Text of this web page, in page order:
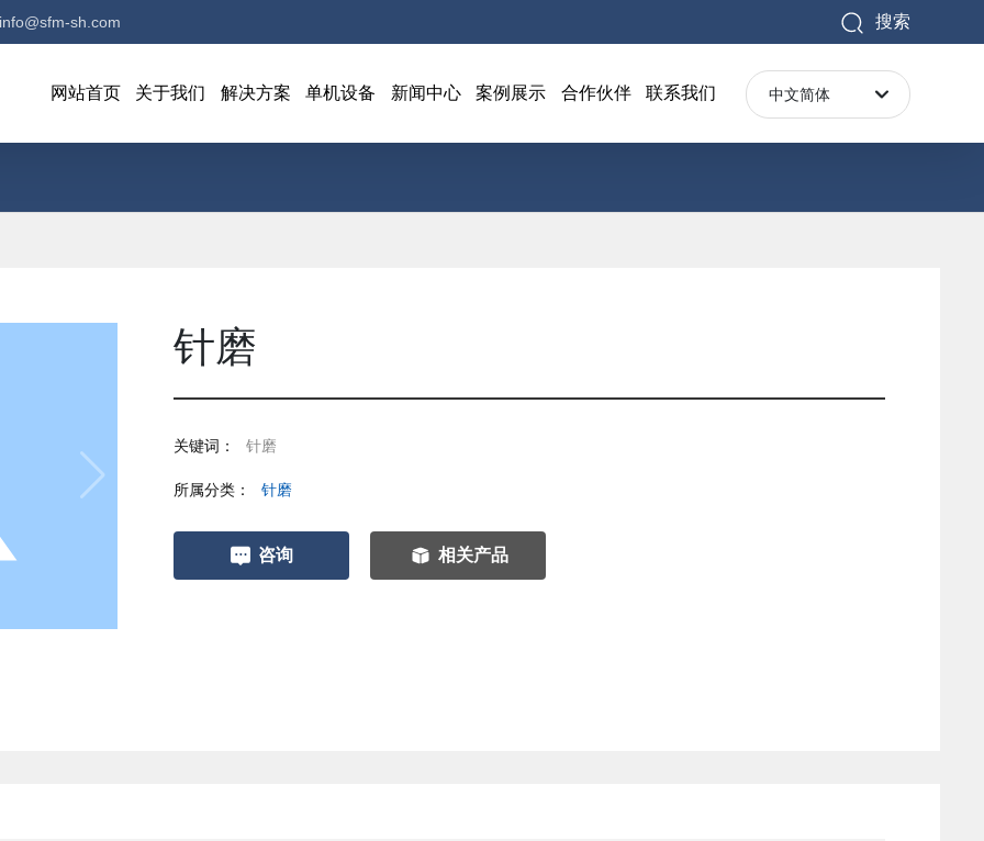
info@sfm-sh.com 搜索
网站首页 关于我们 解决方案 单机设备 新闻中心 案例展示 合作伙伴 联系我们 中文简体
中文简体
针磨
关键词： 针磨
所属分类： 针磨
咨询 相关产品